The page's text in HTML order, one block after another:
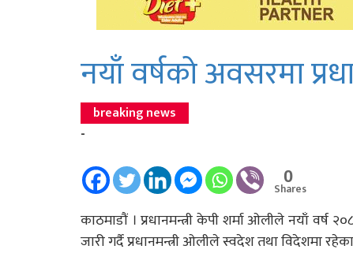
नयाँ वर्षको अवसरमा
breaking news
-
0
Shares
काठमाडौं । प्रधानमन्त्री केपी शर्मा ओलीले नयाँ
जारी गर्दै प्रधानमन्त्री ओलीले स्वदेश तथा विदेशमा